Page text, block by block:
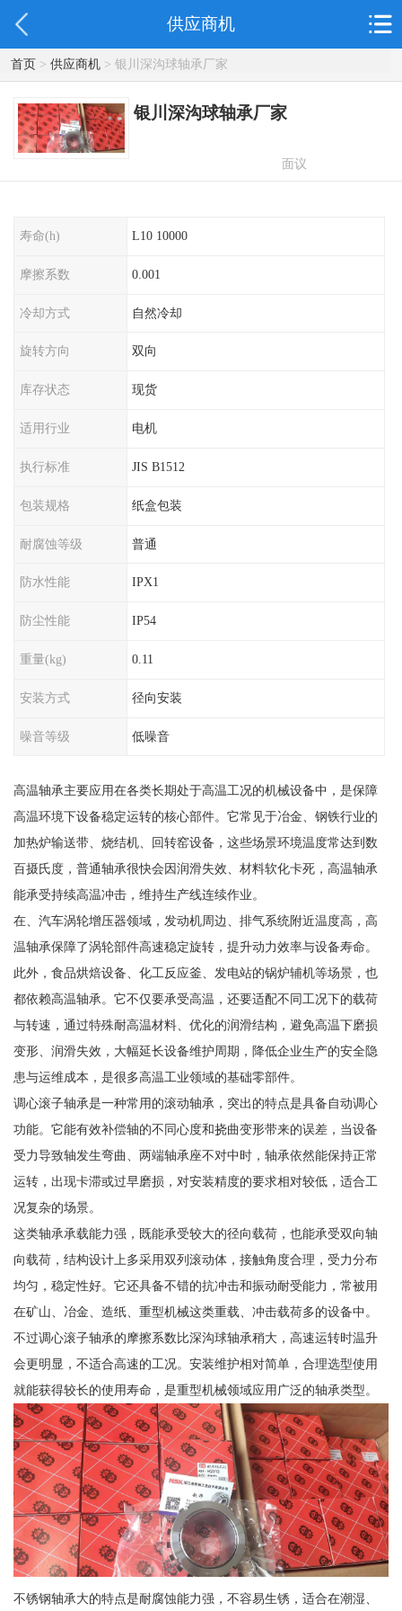
供应商机
首页> 供应商机> 银川深沟球轴承厂家
银川深沟球轴承厂家
面议
寿命(h) L10 10000
摩擦系数 0.001
冷却方式 自然冷却
旋转方向 双向
库存状态 现货
适用行业 电机
执行标准 JIS B1512
包装规格 纸盒包装
耐腐蚀等级 普通
防水性能 IPX1
防尘性能 IP54
重量(kg) 0.11
安装方式 径向安装
噪音等级 低噪音
高温轴承主要应用在各类长期处于高温工况的机械设备中，是保障
高温环境下设备稳定运转的核心部件。它常见于冶金、钢铁行业的
加热炉输送带、烧结机、回转窑设备，这些场景环境温度常达到数
百摄氏度，普通轴承很快会因润滑失效、材料软化卡死，高温轴承
能承受持续高温冲击，维持生产线连续作业。
在、汽车涡轮增压器领域，发动机周边、排气系统附近温度高，高
温轴承保障了涡轮部件高速稳定旋转，提升动力效率与设备寿命。
此外，食品烘焙设备、化工反应釜、发电站的锅炉辅机等场景，也
都依赖高温轴承。它不仅要承受高温，还要适配不同工况下的载荷
与转速，通过特殊耐高温材料、优化的润滑结构，避免高温下磨损
变形、润滑失效，大幅延长设备维护周期，降低企业生产的安全隐
患与运维成本，是很多高温工业领域的基础零部件。
调心滚子轴承是一种常用的滚动轴承，突出的特点是具备自动调心
功能。它能有效补偿轴的不同心度和挠曲变形带来的误差，当设备
受力导致轴发生弯曲、两端轴承座不对中时，轴承依然能保持正常
运转，出现卡滞或过早磨损，对安装精度的要求相对较低，适合工
况复杂的场景。
这类轴承承载能力强，既能承受较大的径向载荷，也能承受双向轴
向载荷，结构设计上多采用双列滚动体，接触角度合理，受力分布
均匀，稳定性好。它还具备不错的抗冲击和振动耐受能力，常被用
在矿山、冶金、造纸、重型机械这类重载、冲击载荷多的设备中。
不过调心滚子轴承的摩擦系数比深沟球轴承稍大，高速运转时温升
会更明显，不适合高速的工况。安装维护相对简单，合理选型使用
就能获得较长的使用寿命，是重型机械领域应用广泛的轴承类型。
不锈钢轴承大的特点是耐腐蚀能力强，不容易生锈，适合在潮湿、